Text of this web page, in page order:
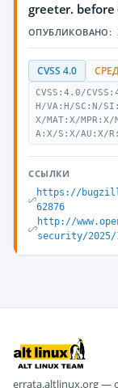
greeter. before
ОПУБЛИКОВАНО:
CVSS 4.0
CVSS:4.0/
H/VA:H/SC:N/
X/MAT:X/
A:X/S:X/AU:X/
ССЫЛКИ
https://
62876
http://
security/2025/
errata.altlinux.org —